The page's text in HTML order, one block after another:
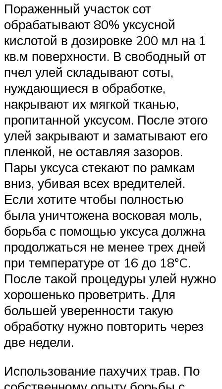
Пораженный участок сот
обрабатывают 80% уксусной
кислотой в дозировке 200 мл на 1
кв.м поверхности. В свободный от
пчел улей складывают соты,
нуждающиеся в обработке,
накрывают их мягкой тканью,
пропитанной уксусом. После этого
улей закрывают и заматывают его
пленкой, не оставляя зазоров.
Пары уксуса стекают по рамкам
вниз, убивая всех вредителей.
Если хотите чтобы полностью
была уничтожена восковая моль,
борьба с помощью уксуса должна
продолжаться не менее трех дней
при температуре от 16 до 18°C.
После такой процедуры улей нужно
хорошенько проветрить. Для
большей уверенности такую
обработку нужно повторить через
две недели.
Использование пахучих трав. По